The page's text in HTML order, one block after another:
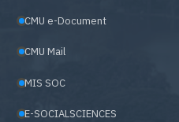
CMU e-Document
CMU Mail
MIS SOC
E-SOCIALSCIENCES